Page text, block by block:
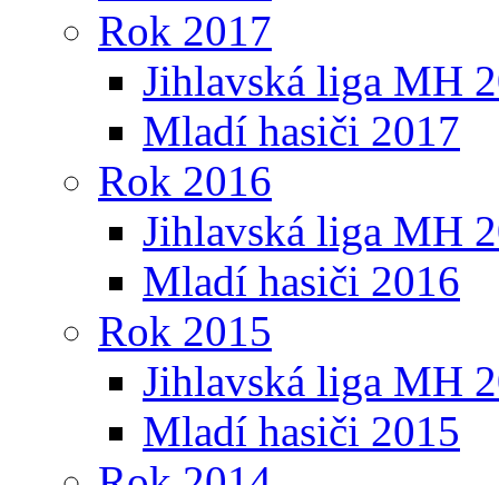
Rok 2017
Jihlavská liga MH
Mladí hasiči 2017
Rok 2016
Jihlavská liga MH
Mladí hasiči 2016
Rok 2015
Jihlavská liga MH
Mladí hasiči 2015